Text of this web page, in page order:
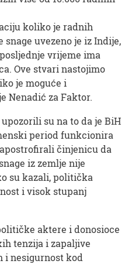
koliko je radnih
uvezeno je iz Indije,
vrijeme ima
Ove stvari nastojimo
je moguće i
Nenadić za Faktor.
su na to da je BiH
period funkcionira
činjenicu da
iz zemlje nije
su kazali, politička
i visok stupanj
aktere i donosioce
tenzija i zapaljive
i nesigurnost kod